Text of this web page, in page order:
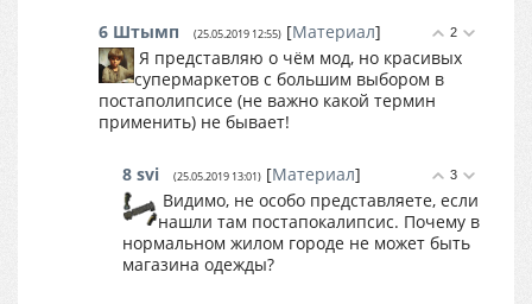
2
6 Штымп (25.05.2019 12:55) [Материал]
Я представляю о чём мод, но красивых
супермаркетов с большим выбором в
постаполипсисе (не важно какой термин
применить) не бывает!
3
8 svi (25.05.2019 13:01) [Материал]
Видимо, не особо представляете, если
нашли там постапокалипсис. Почему в
нормальном жилом городе не может быть
магазина одежды?